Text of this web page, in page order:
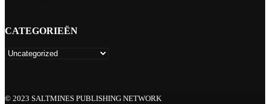
CATEGORIEËN
© 2023 SALTMINES PUBLISHING NETWORK